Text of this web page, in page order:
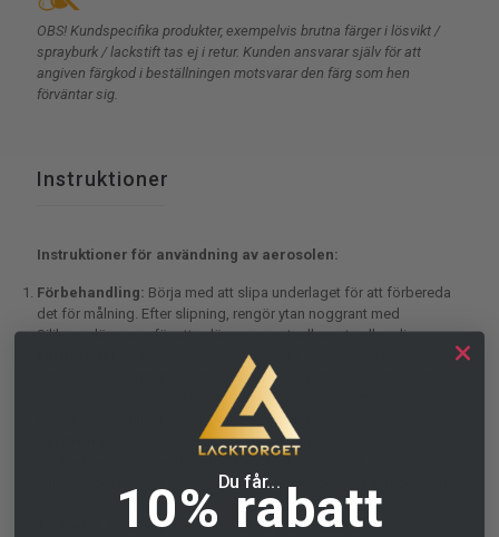
OBS! Kundspecifika produkter, exempelvis brutna färger i lösvikt /
sprayburk / lackstift tas ej i retur. Kunden ansvarar själv för att
angiven färgkod i beställningen motsvarar den färg som hen
förväntar sig.
Instruktioner
Instruktioner för användning av aerosolen:
Förbehandling: Börja med att slipa underlaget för att förbereda
det för målning. Efter slipning, rengör ytan noggrant med
Silikonavlägsnareför attavlägsna eventuell smuts eller oljor.
Innan du börjar applicera färgen, se
aerosolen ordentligt för att blandafärgen jämnt. Efter skakning,
färg på ett testområde för att kontrollera
se till att den är jämn och korrekt.
Applicera 1-3 sprutvarv beroende på
sprutvarv för att låta färgen torka något och
förhindra rinnande.
Efter appliceringen, låt färgen torka enligtföljande
Du får...
10% rabatt